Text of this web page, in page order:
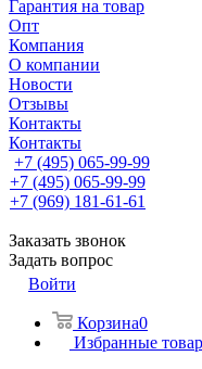
Гарантия на товар
Опт
Компания
О компании
Новости
Отзывы
Контакты
Контакты
+7 (495) 065-99-99
+7 (495) 065-99-99
+7 (969) 181-61-61
Заказать звонок
Задать вопрос
Войти
Корзина0
Избранные